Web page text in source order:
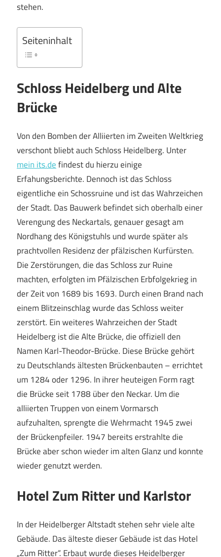
stehen.
Seiteninhalt
Schloss Heidelberg und Alte
Brücke
Von den Bomben der Alliierten im Zweiten Weltkrieg
verschont bliebt auch Schloss Heidelberg. Unter
mein its.defindest du hierzu einige
Erfahungsberichte. Dennoch ist das Schloss
eigentliche ein Schossruine und ist das Wahrzeichen
der Stadt. Das Bauwerk befindet sich oberhalb einer
Verengung des Neckartals, genauer gesagt am
Nordhang des Königstuhls und wurde später als
prachtvollen Residenz der pfälzischen Kurfürsten.
Die Zerstörungen, die das Schloss zur Ruine
machten, erfolgten im Pfälzischen Erbfolgekrieg in
der Zeit von 1689 bis 1693. Durch einen Brand nach
einem Blitzeinschlag wurde das Schloss weiter
zerstört. Ein weiteres Wahrzeichen der Stadt
Heidelberg ist die Alte Brücke, die offiziell den
Namen Karl-Theodor-Brücke. Diese Brücke gehört
zu Deutschlands ältesten Brückenbauten – errichtet
um 1284 oder 1296. In ihrer heuteigen Form ragt
die Brücke seit 1788 über den Neckar. Um die
alliierten Truppen von einem Vormarsch
aufzuhalten, sprengte die Wehrmacht 1945 zwei
der Brückenpfeiler. 1947 bereits erstrahlte die
Brücke aber schon wieder im alten Glanz und konnte
wieder genutzt werden.
Hotel Zum Ritter und Karlstor
In der Heidelberger Altstadt stehen sehr viele alte
Gebäude. Das älteste dieser Gebäude ist das Hotel
„Zum Ritter“. Erbaut wurde dieses Heidelberger